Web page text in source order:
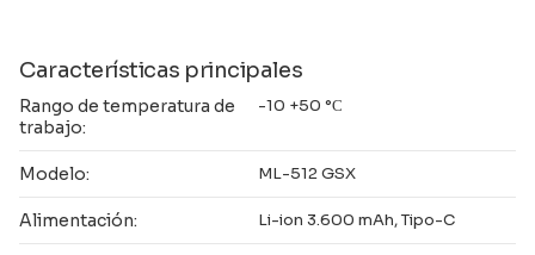
Características principales
Rango de temperatura de
trabajo:
-10 +50 °С
Modelo: ML-512 GSX
Alimentación: Li-ion 3.600 mAh, Tipo-C